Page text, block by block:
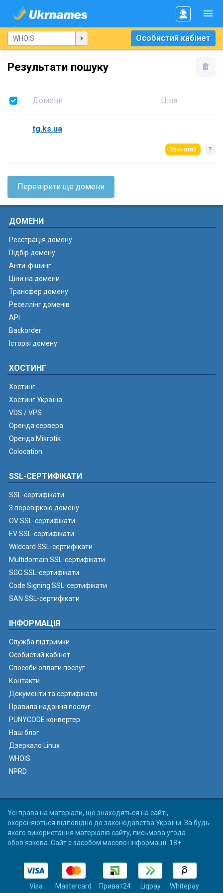
Особистий кабінет
Результати пошуку
Домени Ціна
tg.ks.ua
Зайнятий ?
Перевірити ще домени
ДОМЕНИ
Реєстрація домену
Підбір домену
Анти-фішинг
Ціни на домени
Трансфер домену
Реселлінг доменів
API
Backorder
Історія домену
ХОСТИНГ
Хостинг
Хостинг Україна
VDS / VPS
Оренда сервера
Оренда Mikrotik
Colocation
SSL-СЕРТИФІКАТИ
SSL-сертифікати
З перевіркою домену
OV SSL-сертифікати
EV SSL-сертифікати
Wildcard SSL-сертифікати
Multidomain SSL-сертифікати
SGC SSL-сертифікати
Code Signing SSL-сертифікати
SAN SSL-сертифікати
ІНФОРМАЦІЯ
Служба підтримки
Особистий кабінет
Способи оплати послуг
Контакти
Документи та сертифікати
Правила надання послуг
PUNYCODE конвертер
Наш блог
Дзеркало Linux
WHOIS
NPRD
Усі права на матеріали, що знаходяться на сайті,
охороняються відповідно до законодавства України. За будь-
якого використання матеріалів сайту, письмова угода
обов'язкова. Сайт є засобом масової інформації. 18+
Visa Mastercard Приват24 Liqpay Whitepay